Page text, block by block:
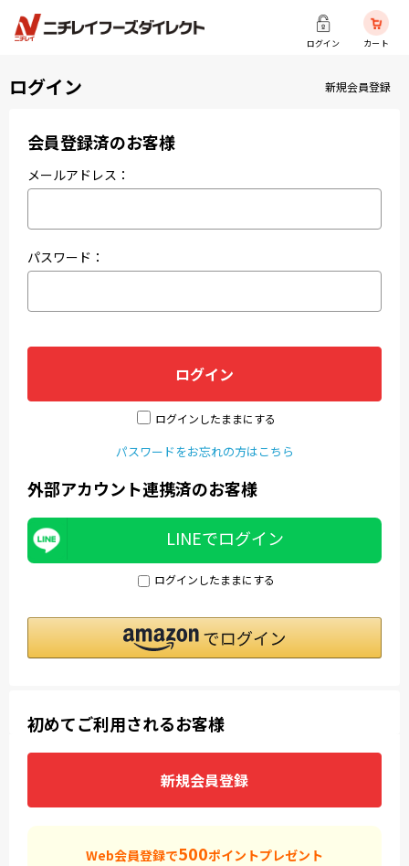
ログイン カート
ログイン 新規会員登録
会員登録済のお客様
メールアドレス：
パスワード：
ログインしたままにする
パスワードをお忘れの方はこちら
外部アカウント連携済のお客様
LINEでログイン
ログインしたままにする
初めてご利用されるお客様
Web会員登録で500ポイントプレゼント